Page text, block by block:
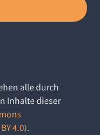
alle durch
Inhalte dieser
4.0).